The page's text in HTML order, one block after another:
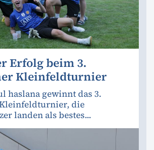
Erfolg beim 3.
Kleinfeldturnier
haslana gewinnt das 3.
die
landen als bestes...